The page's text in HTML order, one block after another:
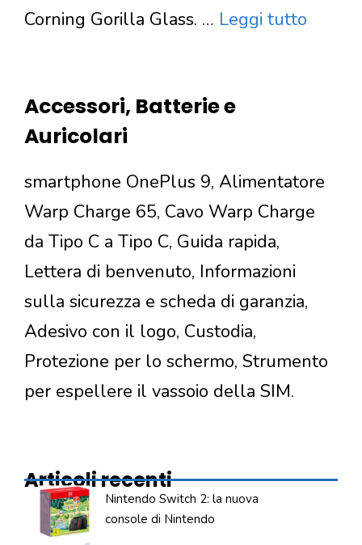
Corning Gorilla Glass. … Leggi tutto
Accessori, Batterie e
Auricolari
smartphone OnePlus 9, Alimentatore
Warp Charge 65, Cavo Warp Charge
da Tipo C a Tipo C, Guida rapida,
Lettera di benvenuto, Informazioni
sulla sicurezza e scheda di garanzia,
Adesivo con il logo, Custodia,
Protezione per lo schermo, Strumento
per espellere il vassoio della SIM.
Articoli recenti
Nintendo Switch 2: la nuova
console di Nintendo